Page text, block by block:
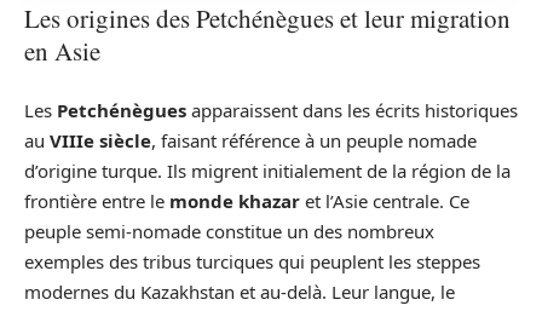
Les origines des Petchénègues et leur migration
en Asie
Les Petchénègues apparaissent dans les écrits historiques
au VIIIe siècle, faisant référence à un peuple nomade
d’origine turque. Ils migrent initialement de la région de la
frontière entre le monde khazar et l’Asie centrale. Ce
peuple semi-nomade constitue un des nombreux
exemples des tribus turciques qui peuplent les steppes
modernes du Kazakhstan et au-delà. Leur langue, le